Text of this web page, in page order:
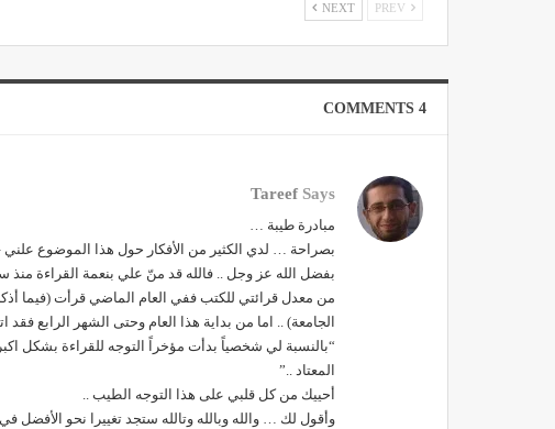
NEXT
4 COMMENTS
Tareef Says
مبادرة طيبة …
بصراحة … لدي الكثير من الأفكار حول هذا الموضوع
بفضل الله عز وجل .. فالله قد منّ علي بنعمة القراءة
الجامعة) .. اما من بداية هذا العام وحتى الشهر الرابع فقد اتيت على 14 كتابا … نفعني الله
“بالنسبة لي شخصياً بدأت مؤخراً التوجه للقراءة بشكل
المعتاد ..”
أحييك من كل قلبي على هذا التوجه الطيب ..
وأقول لك … والله وبالله وتالله ستجد تغييرا نحو